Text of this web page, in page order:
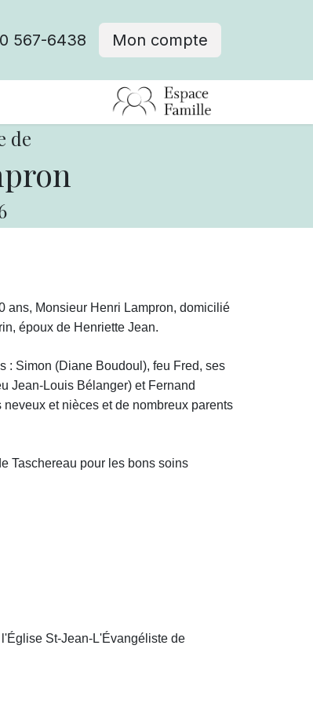
567-6438 Mon compte
de
ans, Monsieur Henri Lampron, domicilié
époux de Henriette Jean.
: Simon (Diane Boudoul), feu Fred, ses
Jean-Louis Bélanger) et Fernand
et nièces et de nombreux parents
Taschereau pour les bons soins
St-Jean-L'Évangéliste de